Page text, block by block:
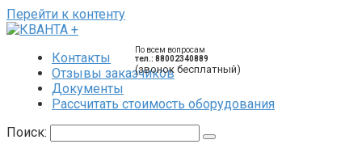
Перейти к контенту
По всем вопросам
тел.: 88002340889
(звонок бесплатный)
Контакты
Отзывы заказчиков
Документы
Рассчитать стоимость оборудования
Поиск: